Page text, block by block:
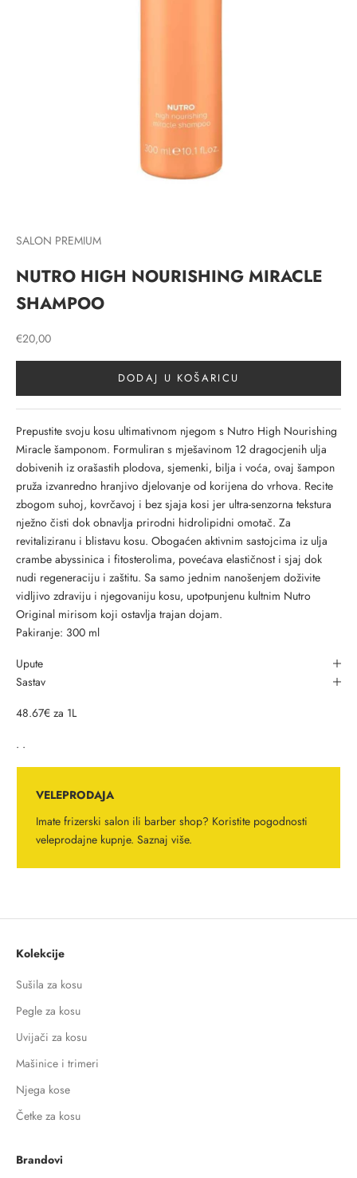
SALON PREMIUM
NUTRO HIGH NOURISHING MIRACLE
SHAMPOO
Prodajna cijena
€20,00
DODAJ U KOŠARICU
Prepustite svoju kosu ultimativnom njegom s Nutro High Nourishing
Miracle šamponom. Formuliran s mješavinom 12 dragocjenih ulja
dobivenih iz orašastih plodova, sjemenki, bilja i voća, ovaj šampon
pruža izvanredno hranjivo djelovanje od korijena do vrhova. Recite
zbogom suhoj, kovrčavoj i bez sjaja kosi jer ultra-senzorna tekstura
nježno čisti dok obnavlja prirodni hidrolipidni omotač. Za
revitaliziranu i blistavu kosu. Obogaćen aktivnim sastojcima iz ulja
crambe abyssinica i fitosterolima, povećava elastičnost i sjaj dok
nudi regeneraciju i zaštitu. Sa samo jednim nanošenjem doživite
vidljivo zdraviju i njegovaniju kosu, upotpunjenu kultnim Nutro
Original mirisom koji ostavlja trajan dojam.
Pakiranje: 300 ml
Upute
Sastav
48.67€ za 1L
. .
VELEPRODAJA
Imate frizerski salon ili barber shop? Koristite pogodnosti
veleprodajne kupnje. Saznaj više.
Kolekcije
Sušila za kosu
Pegle za kosu
Uvijači za kosu
Mašinice i trimeri
Njega kose
Četke za kosu
Brandovi